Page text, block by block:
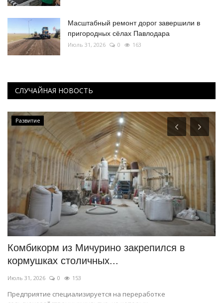
Масштабный ремонт дорог завершили в
пригородных сёлах Павлодара
Июль 31, 2026 0 163
СЛУЧАЙНАЯ НОВОСТЬ
Развитие
Комбикорм из Мичурино закрепился в
кормушках столичных...
Июль 31, 2026 0 153
Предприятие специализируется на переработке